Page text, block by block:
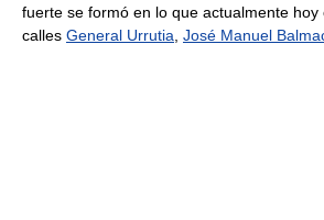
fuerte se formó en lo que actualmente hoy
calles General Urrutia, José Manuel